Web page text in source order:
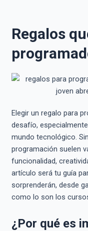
Regalos
Elegir un regalo para
desafío,
mundo tecnológico.
programación suelen
funcionalidad,
artículo será tu guía
sorprenderán, desde
como lo son los
¿Por qué es